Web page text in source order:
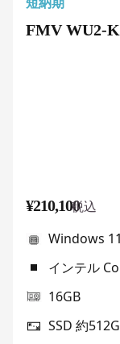
FMV WU2-
¥210,100税込
Windows
インテル
16GB
SSD 約